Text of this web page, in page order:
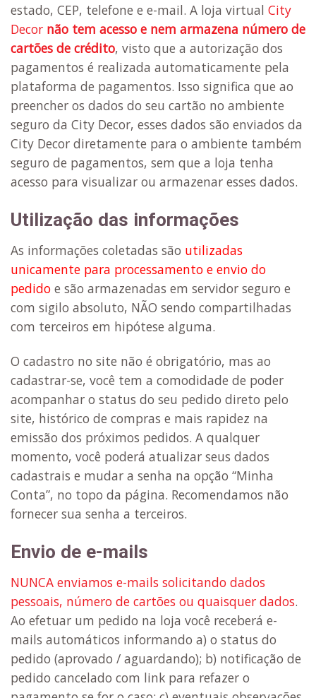
estado, CEP, telefone e e-mail. A loja virtual City
Decor não tem acesso e nem armazena número de
cartões de crédito, visto que a autorização dos
pagamentos é realizada automaticamente pela
plataforma de pagamentos. Isso significa que ao
preencher os dados do seu cartão no ambiente
seguro da City Decor, esses dados são enviados da
City Decor diretamente para o ambiente também
seguro de pagamentos, sem que a loja tenha
acesso para visualizar ou armazenar esses dados.
Utilização das informações
As informações coletadas são utilizadas
unicamente para processamento e envio do
pedido e são armazenadas em servidor seguro e
com sigilo absoluto, NÃO sendo compartilhadas
com terceiros em hipótese alguma.
O cadastro no site não é obrigatório, mas ao
cadastrar-se, você tem a comodidade de poder
acompanhar o status do seu pedido direto pelo
site, histórico de compras e mais rapidez na
emissão dos próximos pedidos. A qualquer
momento, você poderá atualizar seus dados
cadastrais e mudar a senha na opção “Minha
Conta”, no topo da página. Recomendamos não
fornecer sua senha a terceiros.
Envio de e-mails
NUNCA enviamos e-mails solicitando dados
pessoais, número de cartões ou quaisquer dados.
Ao efetuar um pedido na loja você receberá e-
mails automáticos informando a) o status do
pedido (aprovado / aguardando); b) notificação de
pedido cancelado com link para refazer o